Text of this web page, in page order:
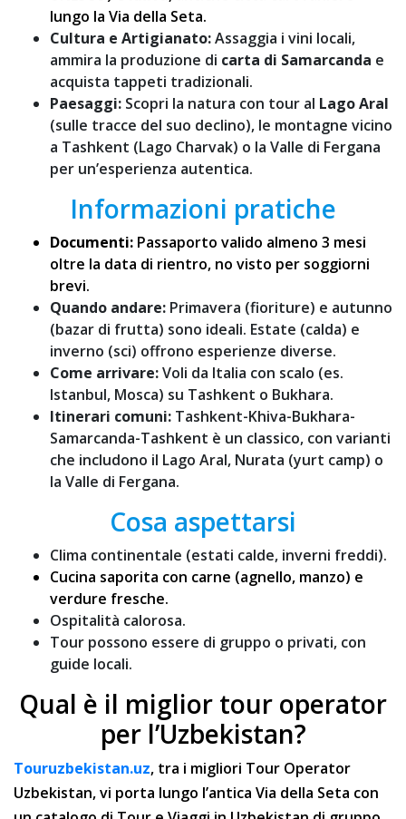
lungo la Via della Seta.
Cultura e Artigianato:Assaggia i vini locali,
ammira la produzione di carta di Samarcanda e
acquista tappeti tradizionali.
Paesaggi: Scopri la natura con tour al Lago Aral
(sulle tracce del suo declino), le montagne vicino
a Tashkent (Lago Charvak) o la Valle di Fergana
per un’esperienza autentica.
Informazioni pratiche
Documenti: Passaporto valido almeno 3 mesi
oltre la data di rientro, no visto per soggiorni
brevi.
Quando andare: Primavera (fioriture) e autunno
(bazar di frutta) sono ideali. Estate (calda) e
inverno (sci) offrono esperienze diverse.
Come arrivare:Voli da Italia con scalo (es.
Istanbul, Mosca) su Tashkent o Bukhara.
Itinerari comuni: Tashkent-Khiva-Bukhara-
Samarcanda-Tashkent è un classico, con varianti
che includono il Lago Aral, Nurata (yurt camp) o
la Valle di Fergana.
Cosa aspettarsi
Clima continentale (estati calde, inverni freddi).
Cucina saporita con carne (agnello, manzo) e
verdure fresche.
Ospitalità calorosa.
Tour possono essere di gruppo o privati, con
guide locali.
Qual è il miglior tour operator
per l’Uzbekistan?
Touruzbekistan.uz, tra i migliori Tour Operator
Uzbekistan, vi porta lungo l’antica Via della Seta con